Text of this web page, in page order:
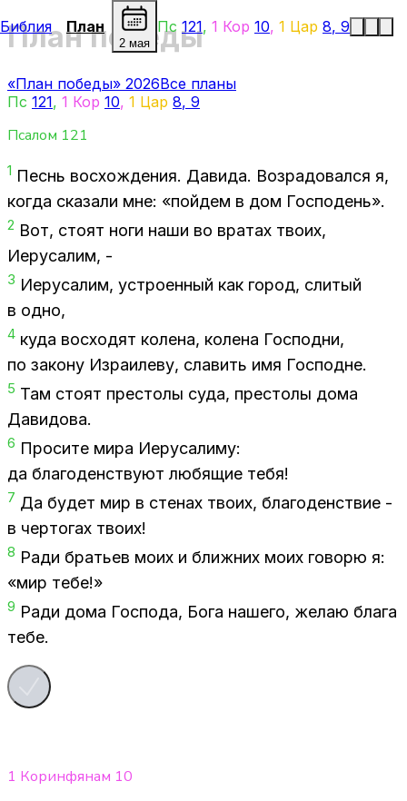
План победы
Библия План
2 мая
Пс 121, 1 Кор 10, 1 Цар 8, 9
«План победы» 2026Все планы
Пс 121, 1 Кор 10, 1 Цар 8, 9
Псалом 121
1 Песнь вос­хож­де­ния. Да­ви­да. Воз­ра­до­вал­ся я,
ко­гда ска­за­ли мне: «пой­дем в дом Гос­по­день».
2 Вот, сто­ят ноги наши во вра­тах тво­их,
Иеру­са­лим, -
3 Иеру­са­лим, устро­ен­ный как го­род, сли­тый
в одно,
4 куда вос­хо­дят ко­ле­на, ко­ле­на Гос­под­ни,
по за­ко­ну Из­ра­и­ле­ву, сла­вить имя Гос­подне.
5 Там сто­ят пре­сто­лы суда, пре­сто­лы дома
Да­ви­до­ва.
6 Про­си­те мира Иеру­са­ли­му:
да бла­го­ден­ству­ют лю­бя­щие тебя!
7 Да бу­дет мир в сте­нах тво­их, бла­го­ден­ствие -
в чер­то­гах тво­их!
8 Ради бра­тьев моих и ближ­них моих го­во­рю я:
«мир тебе!»
9 Ради дома Гос­по­да, Бога на­ше­го, же­лаю бла­га
тебе.
1 Коринфянам 10